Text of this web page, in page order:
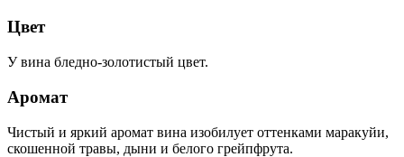
Цвет
У вина бледно-золотистый цвет.
Аромат
Чистый и яркий аромат вина изобилует оттенками маракуйи,
скошенной травы, дыни и белого грейпфрута.